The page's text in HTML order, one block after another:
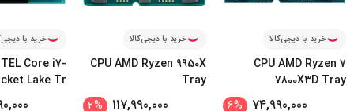
خرید با دیجی‌کالا
CPU AMD Ryzen 7
7800X3D Tray
74,990,000
%
6
خرید با دیجی‌کالا
CPU AMD Ryzen 9950X
Tray
117,990,000
%
2
خرید با
Core i7-
Lake Tr